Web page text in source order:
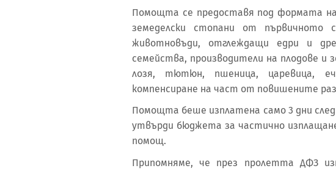
Помощта се предоставя под формата на
земеделски стопани от първичното
животновъди, отглеждащи едри и
семейства, производители на плодове и
лозя, тютюн, пшеница, царевица,
компенсиране на част от повишените
Помощта беше изплатена само 3 дни
утвърди бюджета за частично
помощ.
Припомняме, че през пролетта ДФЗ